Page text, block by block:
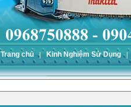
Trang chủ Kinh Nghiệm Sử Dụng